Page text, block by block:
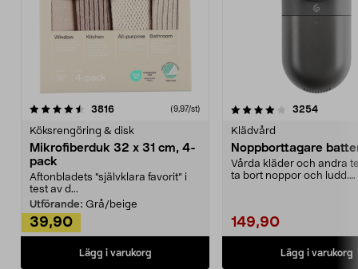
3816recensioner (9,97/st)
Köksrengöring & disk
Mikrofiberduk 32 x 31 cm, 4-
pack
Aftonbladets "självklara favorit” i
test av d...
Utförande: Grå/beige
39,90
Lägg i varukorg
4.0av 5 stjärnor 3254
Klädvård
Noppborttagare
Vårda kläder och andra
ta bort noppor och ludd.
149,90
Lägg i varukorg
4.5av 5 stjärnor